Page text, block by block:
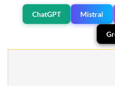
ChatGPT Mistral